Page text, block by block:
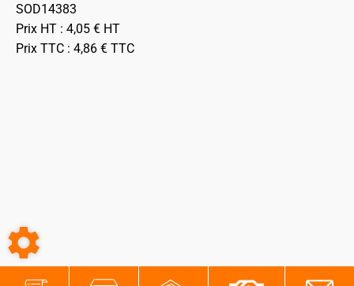
SOD14383
Prix HT : 4,05 € HT
Prix TTC : 4,86 € TTC